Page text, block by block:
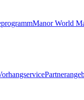
Manor World